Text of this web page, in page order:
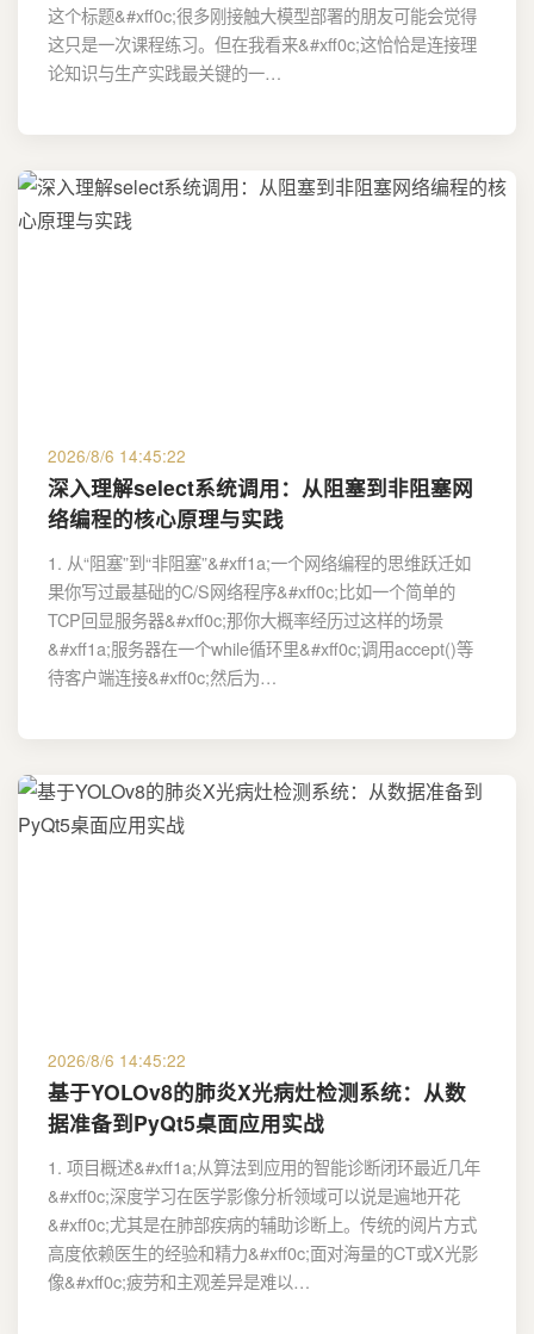
这个标题&#xff0c;很多刚接触大模型部署的朋友可能会觉得
这只是一次课程练习。但在我看来&#xff0c;这恰恰是连接理
论知识与生产实践最关键的一…
2026/8/6 14:45:22
深入理解select系统调用：从阻塞到非阻塞网
络编程的核心原理与实践
1. 从“阻塞”到“非阻塞”&#xff1a;一个网络编程的思维跃迁如
果你写过最基础的C/S网络程序&#xff0c;比如一个简单的
TCP回显服务器&#xff0c;那你大概率经历过这样的场景
&#xff1a;服务器在一个while循环里&#xff0c;调用accept()等
待客户端连接&#xff0c;然后为…
2026/8/6 14:45:22
基于YOLOv8的肺炎X光病灶检测系统：从数
据准备到PyQt5桌面应用实战
1. 项目概述&#xff1a;从算法到应用的智能诊断闭环最近几年
&#xff0c;深度学习在医学影像分析领域可以说是遍地开花
&#xff0c;尤其是在肺部疾病的辅助诊断上。传统的阅片方式
高度依赖医生的经验和精力&#xff0c;面对海量的CT或X光影
像&#xff0c;疲劳和主观差异是难以…